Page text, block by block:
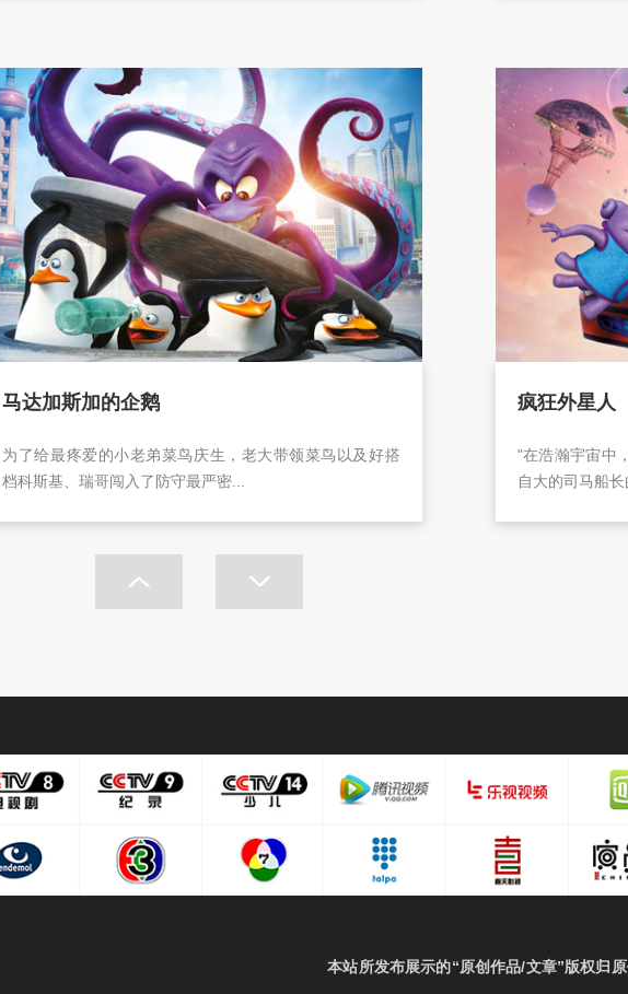
马达加斯加的企鹅
为了给最疼爱的小老弟菜鸟庆生，老大带领菜鸟以及好搭
档科斯基、瑞哥闯入了防守最严密...
疯狂外星人
"在浩瀚宇宙中
自大的司马船长
本站所发布展示的“原创作品/文章”版权归